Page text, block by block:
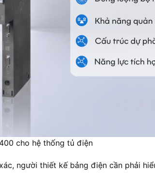
cho hệ thống tủ điện
người thiết kế bảng điện cần phải